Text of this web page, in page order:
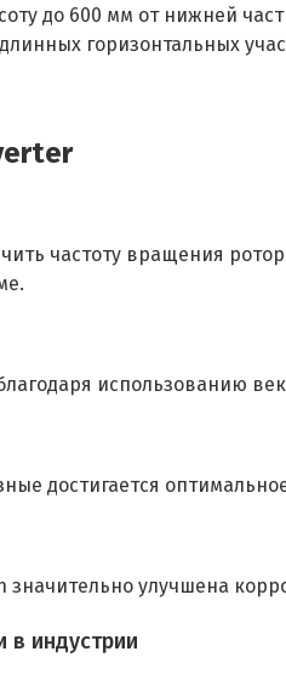
до 600 мм от нижней
горизонтальных
частоту вращения
использованию
достигается
улучшена
в индустрии